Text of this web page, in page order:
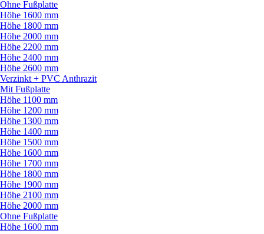
Ohne Fußplatte
Höhe 1600 mm
Höhe 1800 mm
Höhe 2000 mm
Höhe 2200 mm
Höhe 2400 mm
Höhe 2600 mm
Verzinkt + PVC Anthrazit
Mit Fußplatte
Höhe 1100 mm
Höhe 1200 mm
Höhe 1300 mm
Höhe 1400 mm
Höhe 1500 mm
Höhe 1600 mm
Höhe 1700 mm
Höhe 1800 mm
Höhe 1900 mm
Höhe 2100 mm
Höhe 2000 mm
Ohne Fußplatte
Höhe 1600 mm